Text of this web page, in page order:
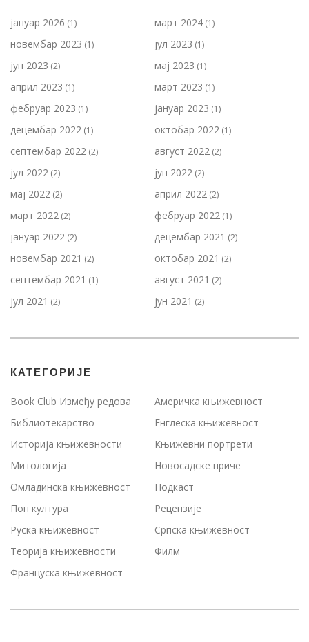
јануар 2026 (1) март 2024 (1)
новембар 2023 (1) јул 2023 (1)
јун 2023 (2) мај 2023 (1)
април 2023 (1) март 2023 (1)
фебруар 2023 (1) јануар 2023 (1)
децембар 2022 (1) октобар 2022 (1)
септембар 2022 (2) август 2022 (2)
јул 2022 (2) јун 2022 (2)
мај 2022 (2) април 2022 (2)
март 2022 (2) фебруар 2022 (1)
јануар 2022 (2) децембар 2021 (2)
новембар 2021 (2) октобар 2021 (2)
септембар 2021 (1) август 2021 (2)
јул 2021 (2) јун 2021 (2)
КАТЕГОРИЈЕ
Book Club Између редова
Америчка књижевност
Библиотекарство
Енглеска књижевност
Историја књижевности
Књижевни портрети
Митологија
Новосадске приче
Омладинска књижевност
Подкаст
Поп култура
Рецензије
Руска књижевност
Српска књижевност
Теорија књижевности
Филм
Француска књижевност